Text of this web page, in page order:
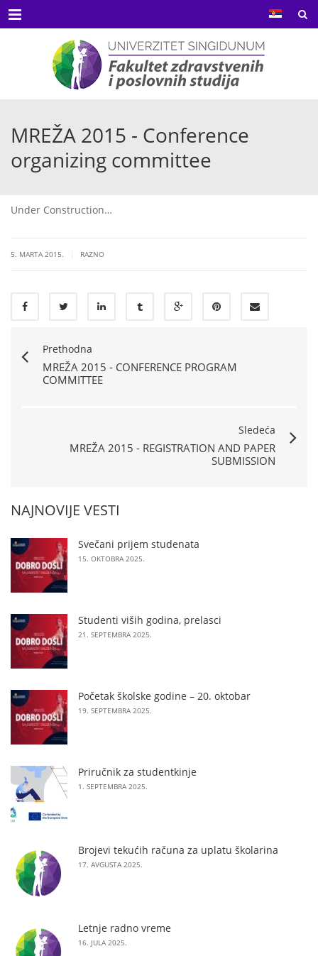
Menu
MREŽA 2015 - Conference
organizing committee
Under Construction…
5. MARTA 2015. RAZNO
Prethodna
MREŽA 2015 - CONFERENCE PROGRAM
COMMITTEE
Sledeća
MREŽA 2015 - REGISTRATION AND PAPER
SUBMISSION
NAJNOVIJE VESTI
Svečani prijem studenata
15. OKTOBRA 2025.
Studenti viših godina, prelasci
21. SEPTEMBRA 2025.
Početak školske godine – 20. oktobar
19. SEPTEMBRA 2025.
Priručnik za studentkinje
1. SEPTEMBRA 2025.
Brojevi tekućih računa za uplatu školarina
17. AVGUSTA 2025.
Letnje radno vreme
16. JULA 2025.